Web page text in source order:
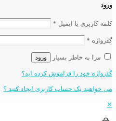
ورود
کلمه کاربری یا ایمیل *
گذرواژه *
مرا به خاطر بسپار ورود
گذرواژه خود را فراموش کرده اید؟
می خواهید یک حساب کاربری ایجاد کنید ؟
✕